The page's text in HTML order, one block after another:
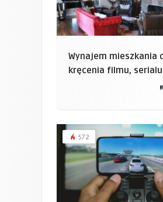
Wynajem mieszkania
kręcenia filmu, serialu
572